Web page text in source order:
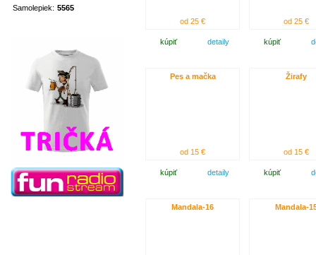
Samolepiek: 5565
od 25 €
kúpiť detaily
od 25 €
kúpiť
Pes a mačka
od 15 €
kúpiť detaily
Žirafy
od 15 €
kúpiť
Mandala-16 Mandala-